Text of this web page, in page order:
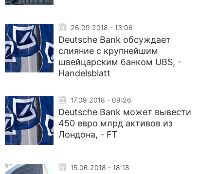
26.09.2018 - 13:06
Deutsche Bank обсуждает
слияние с крупнейшим
швейцарским банком UBS, -
Handelsblatt
17.09.2018 - 09:26
Deutsche Bank может вывести
450 евро млрд активов из
Лондона, - FT
15.06.2018 - 18:18